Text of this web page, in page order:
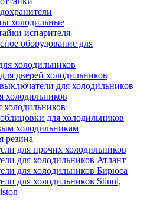
холодильные
испарителя
оборудование для
холодильников
дверей холодильников
для холодильников
холодильников
холодильников
для холодильников
холодильникам
резина
для прочих холодильников
для холодильников Атлант
для холодильников Бирюса
для холодильников Stinol,